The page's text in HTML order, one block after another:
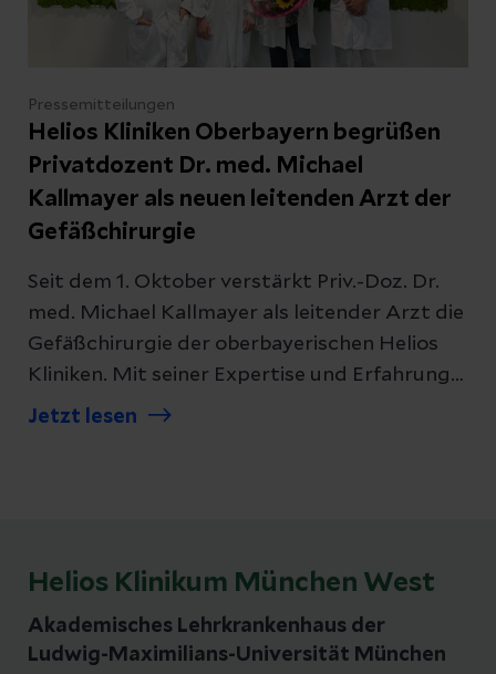
Pressemitteilungen
Helios Kliniken Oberbayern begrüßen
Privatdozent Dr. med. Michael
Kallmayer als neuen leitenden Arzt der
Gefäßchirurgie
Seit dem 1. Oktober verstärkt Priv.-Doz. Dr.
med. Michael Kallmayer als leitender Arzt die
Gefäßchirurgie der oberbayerischen Helios
Kliniken. Mit seiner Expertise und Erfahrung
bereichert er das gefäßchirurgische Team
Jetzt lesen
Helios Klinikum München West
Akademisches Lehrkrankenhaus der
Ludwig-Maximilians-Universität München